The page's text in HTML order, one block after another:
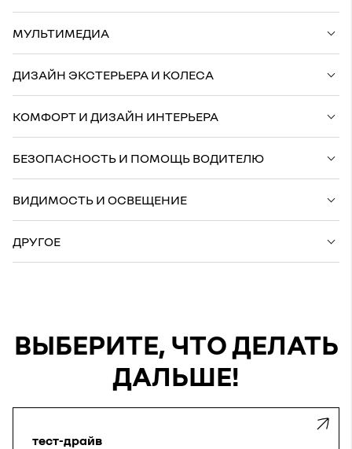
МУЛЬТИМЕДИА
ДИЗАЙН ЭКСТЕРЬЕРА И КОЛЕСА
КОМФОРТ И ДИЗАЙН ИНТЕРЬЕРА
БЕЗОПАСНОСТЬ И ПОМОЩЬ ВОДИТЕЛЮ
ВИДИМОСТЬ И ОСВЕЩЕНИЕ
ДРУГОЕ
ВЫБЕРИТЕ, ЧТО ДЕЛАТЬ
ДАЛЬШЕ!
тест-драйв